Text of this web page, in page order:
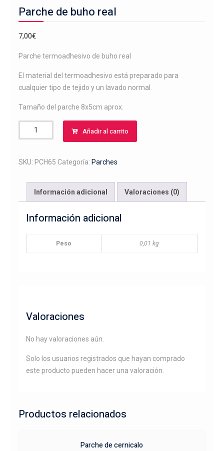
Parche de buho real
7,00€
Parche termoadhesivo de buho real
El material del termoadhesivo está preparado para
cualquier tipo de tejido y un lavado normal.
Tamaño del parche 8x5cm aprox.
Parche
de
real
Añadir al carrito
SKU: PCH65 Categoría: Parches
Información adicional Valoraciones (0)
Información adicional
Peso 0,01 kg
Valoraciones
No hay valoraciones aún.
Solo los usuarios registrados que hayan comprado
este producto pueden hacer una valoración.
Productos relacionados
Parche de cernicalo